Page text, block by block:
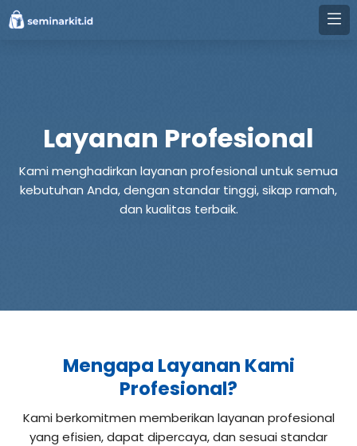
Layanan Profesional
Kami menghadirkan layanan profesional untuk semua
kebutuhan Anda, dengan standar tinggi, sikap ramah,
dan kualitas terbaik.
Mengapa Layanan Kami
Profesional?
Kami berkomitmen memberikan layanan profesional
yang efisien, dapat dipercaya, dan sesuai standar